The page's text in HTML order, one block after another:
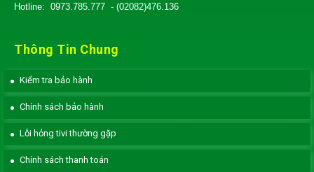
Hotline: 0973.785.777 - (02082)476.136
Thông Tin Chung
Kiểm tra bảo hành
Chính sách bảo hành
Lỗi hỏng tivi thường gặp
Chính sách thanh toán